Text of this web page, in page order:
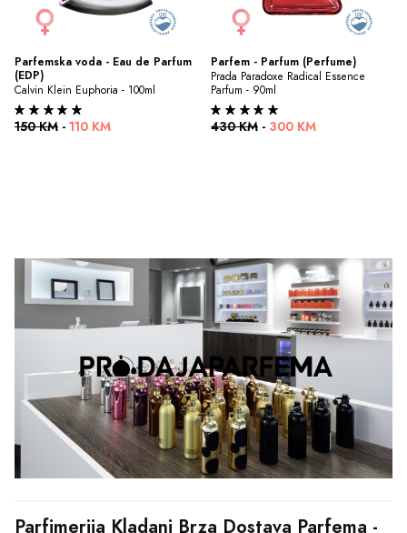
Parfemska voda - Eau de Parfum
(EDP)
Calvin Klein Euphoria - 100ml
150 KM - 110 KM
Parfem - Parfum (Perfume)
Prada Paradoxe Radical Essence
Parfum - 90ml
430 KM - 300 KM
Parfimerija Kladanj Brza Dostava Parfema -